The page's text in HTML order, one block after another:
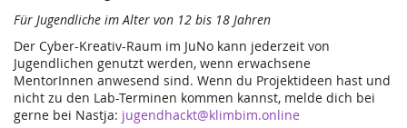
Für Jugendliche im Alter von 12 bis 18 Jahren
Der Cyber-Kreativ-Raum im JuNo kann jederzeit von
Jugendlichen genutzt werden, wenn erwachsene
MentorInnen anwesend sind. Wenn du Projektideen hast und
nicht zu den Lab-Terminen kommen kannst, melde dich bei
gerne bei Nastja: jugendhackt@klimbim.online